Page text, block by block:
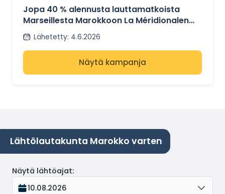
Jopa 40 % alennusta lauttamatkoista
Marseillesta Marokkoon La Méridionalen
kanssa
Lähetetty: 4.6.2026
Näytä kampanja
Lähtölautakunta Marokko varten
Näytä lähtöajat:
10.08.2026